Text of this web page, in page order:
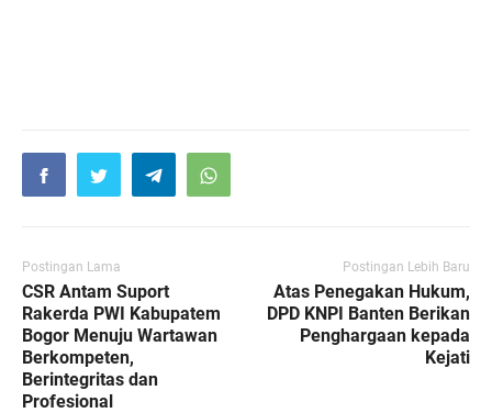
Postingan Lama
CSR Antam Suport
Rakerda PWI Kabupatem
Bogor Menuju Wartawan
Berkompeten,
Berintegritas dan
Profesional
Postingan Lebih Baru
Atas Penegakan Hukum,
DPD KNPI Banten Berikan
Penghargaan kepada
Kejati